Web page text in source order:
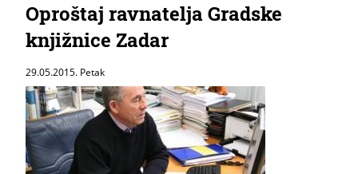
Oproštaj ravnatelja Gradske
knjižnice Zadar
29.05.2015. Petak